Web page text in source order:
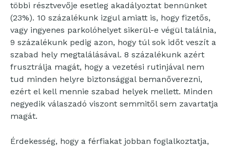
többi résztvevője esetleg akadályoztat bennünket
(23%). 10 százalékunk izgul amiatt is, hogy fizetős,
vagy ingyenes parkolóhelyet sikerül-e végül találnia,
9 százalékunk pedig azon, hogy túl sok időt veszít a
szabad hely megtalálásával. 8 százalékunk azért
frusztrálja magát, hogy a vezetési rutinjával nem
tud minden helyre biztonsággal bemanőverezni,
ezért el kell mennie szabad helyek mellett. Minden
negyedik válaszadó viszont semmitől sem zavartatja
magát.
Érdekesség, hogy a férfiakat jobban foglalkoztatja,